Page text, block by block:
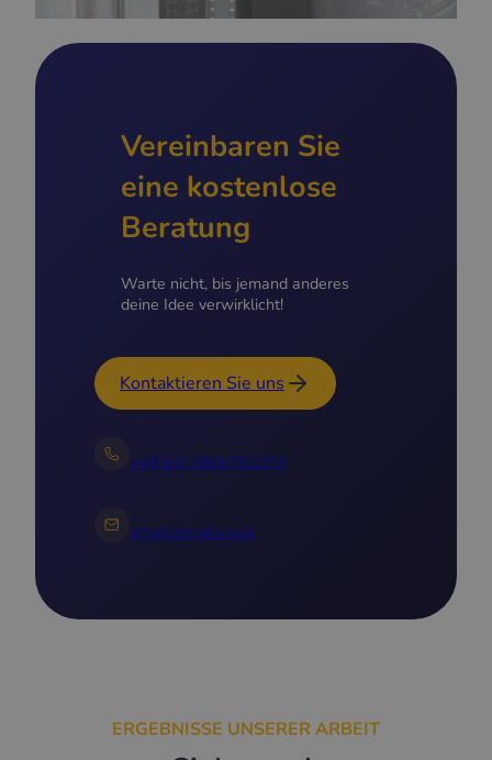
Vereinbaren Sie
eine kostenlose
Beratung
Warte nicht, bis jemand anderes
deine Idee verwirklicht!
Kontaktieren Sie uns
+49 69 2991782074
info@zptrailers.pl
ERGEBNISSE UNSERER ARBEIT